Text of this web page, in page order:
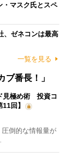
・マスク氏とスペ
、ゼネコンは最高
一覧を見る
番長！」
見極め術 投資コ
回】
倒的な情報量が